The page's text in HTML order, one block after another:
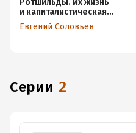
Ротшильды. Их жизнь
и капиталистическая
деятельность
Евгений Соловьев
Серии 2